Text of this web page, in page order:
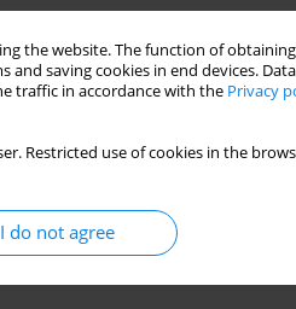
the website. The function of
saving cookies in end devices.
traffic in accordance with the Privacy
Restricted use of cookies in the
I do not agree